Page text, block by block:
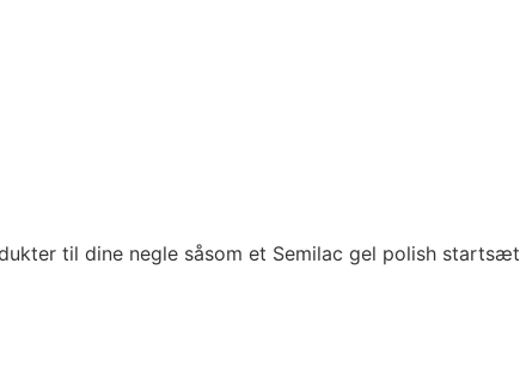
til dine negle såsom et Semilac gel polish startsæt